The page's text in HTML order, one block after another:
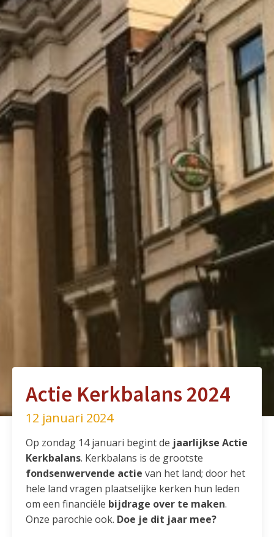
Actie Kerkbalans 2024
12 januari 2024
Op zondag 14 januari begint de jaarlijkse Actie
Kerkbalans. Kerkbalans is de grootste
fondsenwervende actie van het land; door het
hele land vragen plaatselijke kerken hun leden
om een financiële bijdrage over te maken.
Onze parochie ook. Doe je dit jaar mee?